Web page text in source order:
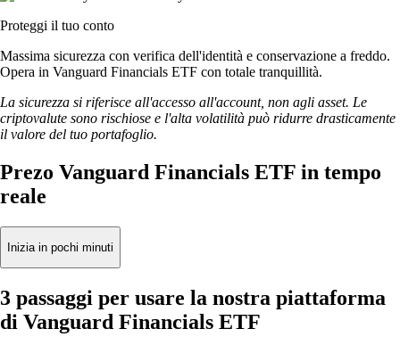
Proteggi il tuo conto
Massima sicurezza con verifica dell'identità e conservazione a freddo.
Opera in Vanguard Financials ETF con totale tranquillità.
La sicurezza si riferisce all'accesso all'account, non agli asset. Le
criptovalute sono rischiose e l'alta volatilità può ridurre drasticamente
il valore del tuo portafoglio.
Prezo Vanguard Financials ETF in tempo
reale
Inizia in pochi minuti
3 passaggi per usare la nostra piattaforma
di Vanguard Financials ETF